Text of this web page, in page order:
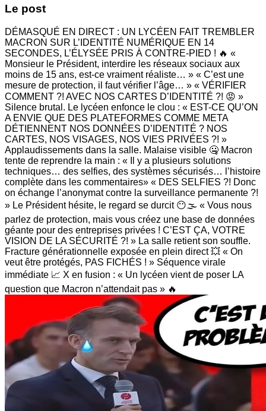
Le post
DÉMASQUÉ EN DIRECT : UN LYCÉEN FAIT TREMBLER
MACRON SUR L’IDENTITÉ NUMÉRIQUE EN 14
SECONDES, L’ÉLYSÉE PRIS À CONTRE-PIED ! 🔥 «
Monsieur le Président, interdire les réseaux sociaux aux
moins de 15 ans, est-ce vraiment réaliste… » « C’est une
mesure de protection, il faut vérifier l’âge… » « VÉRIFIER
COMMENT ?! AVEC NOS CARTES D’IDENTITÉ ?! 😡 »
Silence brutal. Le lycéen enfonce le clou : « EST-CE QU’ON
A ENVIE QUE DES PLATEFORMES COMME META
DÉTIENNENT NOS DONNÉES D’IDENTITÉ ? NOS
CARTES, NOS VISAGES, NOS VIES PRIVÉES ?! »
Applaudissements dans la salle. Malaise visible 🤐 Macron
tente de reprendre la main : « Il y a plusieurs solutions
techniques… des selfies, des systèmes sécurisés… l’histoire
complète dans les commentaires» « DES SELFIES ?! Donc
on échange l’anonymat contre la surveillance permanente ?!
» Le Président hésite, le regard se durcit 😶🌫️ « Vous nous
parlez de protection, mais vous créez une base de données
géante pour des entreprises privées ! C’EST ÇA, VOTRE
VISION DE LA SÉCURITÉ ?! » La salle retient son souffle.
Fracture générationnelle exposée en plein direct 💥 « On
veut être protégés, PAS FICHÉS ! » Séquence virale
immédiate 📈 X en fusion : « Un lycéen vient de poser LA
question que Macron n’attendait pas » 🔥